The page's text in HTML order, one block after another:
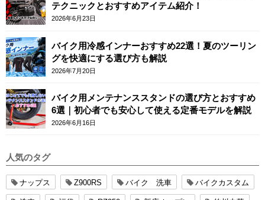
テクニックとおすすめアイテム紹介！
2026年6月23日
バイク用冷感インナーおすすめ22選！夏のツーリン
グを快適にする選び方も解説
2026年7月20日
バイク用メンテナンススタンドの選び方とおすすめ
6選｜初心者でも安心して使える定番モデルを解説
2026年6月16日
人気のタグ
ナップス Z900RS バイク 洗車 バイクカスタム